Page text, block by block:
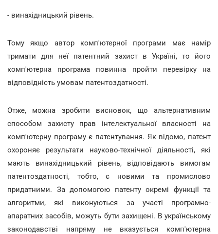
- винахідницький рівень.
Тому якщо автор комп'ютерної програми має намір
тримати для неї патентний захист в Україні, то його
комп'ютерна програма повинна пройти перевірку на
відповідність умовам патентоздатності.
Отже, можна зробити висновок, що альтернативним
способом захисту прав інтелектуальної власності на
комп'ютерну програму є патентування. Як відомо, патент
охороняє результати науково-технічної діяльності, які
мають винахідницький рівень, відповідають вимогам
патентоздатності, тобто, є новими та промислово
придатними. За допомогою патенту окремі функції та
алгоритми, які виконуються за участі програмно-
апаратних засобів, можуть бути захищені. В українському
законодавстві напряму не вказується комп'ютерна